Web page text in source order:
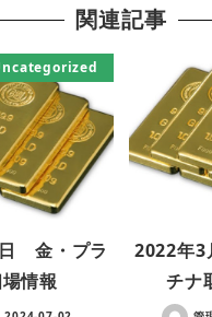
関連記事
金・プラ
情報
2022年
チナ